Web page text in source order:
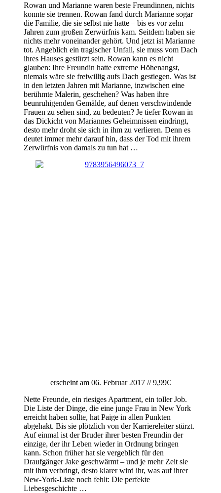
Rowan und Marianne waren beste Freundinnen, nichts
konnte sie trennen. Rowan fand durch Marianne sogar
die Familie, die sie selbst nie hatte – bis es vor zehn
Jahren zum großen Zerwürfnis kam. Seitdem haben sie
nichts mehr voneinander gehört. Und jetzt ist Marianne
tot. Angeblich ein tragischer Unfall, sie muss vom Dach
ihres Hauses gestürzt sein. Rowan kann es nicht
glauben: Ihre Freundin hatte extreme Höhenangst,
niemals wäre sie freiwillig aufs Dach gestiegen. Was ist
in den letzten Jahren mit Marianne, inzwischen eine
berühmte Malerin, geschehen? Was haben ihre
beunruhigenden Gemälde, auf denen verschwindende
Frauen zu sehen sind, zu bedeuten? Je tiefer Rowan in
das Dickicht von Mariannes Geheimnissen eindringt,
desto mehr droht sie sich in ihm zu verlieren. Denn es
deutet immer mehr darauf hin, dass der Tod mit ihrem
Zerwürfnis von damals zu tun hat …
erscheint am 06. Februar 2017 // 9,99€
Nette Freunde, ein riesiges Apartment, ein toller Job.
Die Liste der Dinge, die eine junge Frau in New York
erreicht haben sollte, hat Paige in allen Punkten
abgehakt. Bis sie plötzlich von der Karriereleiter stürzt.
Auf einmal ist der Bruder ihrer besten Freundin der
einzige, der ihr Leben wieder in Ordnung bringen
kann. Schon früher hat sie vergeblich für den
Draufgänger Jake geschwärmt – und je mehr Zeit sie
mit ihm verbringt, desto klarer wird ihr, was auf ihrer
New-York-Liste noch fehlt: Die perfekte
Liebesgeschichte …